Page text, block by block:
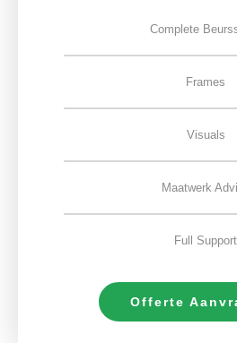
Complete
Frames
Visuals
Maatwerk
Full Support
Offerte